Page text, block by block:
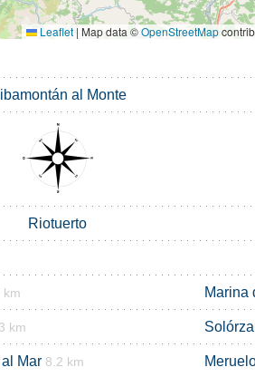
Leaflet | Map data ©OpenStreetMap
al Monte
Riotuerto
km Marina
km
Mar 8.2 km